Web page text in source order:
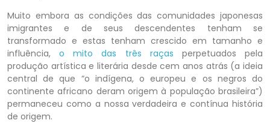
Muito embora as condições das comunidades japonesas
imigrantes e de seus descendentes tenham se
transformado e estas tenham crescido em tamanho e
influência,o mito das três raças perpetuados pela
produção artística e literária desde cem anos atrás (a ideia
central de que “o indígena, o europeu e os negros do
continente africano deram origem à população brasileira”)
permaneceu como a nossa verdadeira e contínua história
de origem.